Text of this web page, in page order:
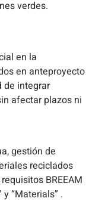
verdes.
en la
en anteproyecto
de integrar
afectar plazos ni
gestión de
reciclados
BREEAM
“Materials” .